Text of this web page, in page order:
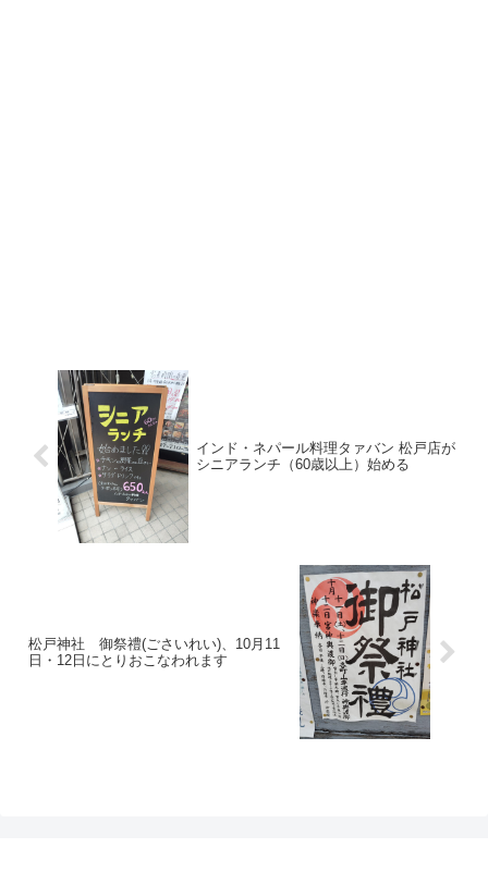
インド・ネパール料理タァバン 松戸店が
シニアランチ（60歳以上）始める
松戸神社 御祭禮(ごさいれい)、10月11
日・12日にとりおこなわれます